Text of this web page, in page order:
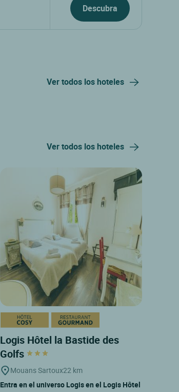
Descubra
Ver todos los hoteles
Ver todos los hoteles
Logis Hôtel la Bastide des
Golfs
Mouans Sartoux22 km
Entra en el universo Logis en el Logis Hôtel